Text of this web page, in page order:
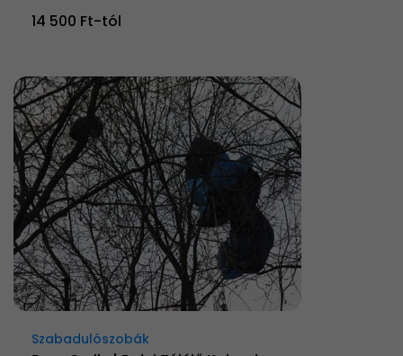
14 500 Ft-tól
Szabadulószobák